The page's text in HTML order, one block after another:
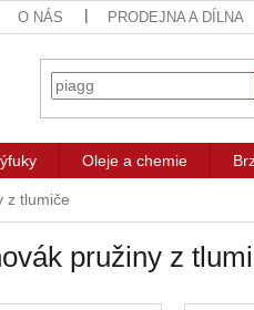
O NÁS PRODEJNA A DÍLNA
Oleje a chemie
z tlumiče
pružiny z